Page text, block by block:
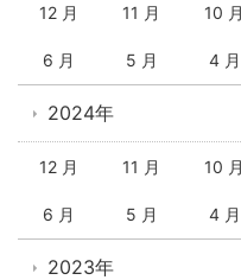
12 月 11 月 10 月
6 月 5 月 4 月
2024年
12 月 11 月 10 月
6 月 5 月 4 月
2023年